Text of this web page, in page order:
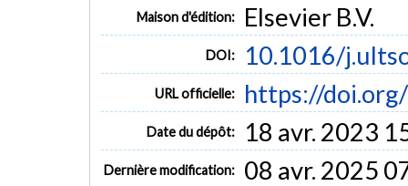
Maison d'édition: Elsevier B.V.
DOI: 10.1016/
URL officielle: https://
Date du dépôt: 18 avr. 2023
Dernière modification: 08 avr. 2025